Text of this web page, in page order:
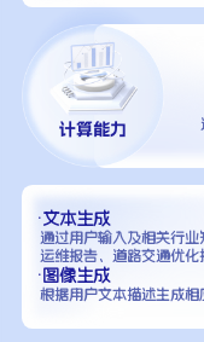
·文本生成
通过用户输入及相关行
运维报告、道路交通优
·图像生成
根据用户文本描述生成相